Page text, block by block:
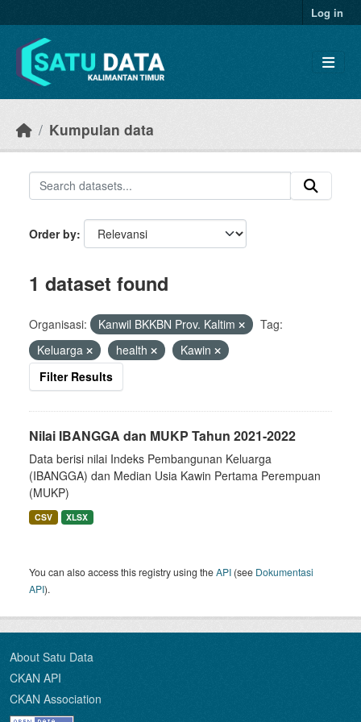
Log in
Kumpulan data
Order by
1 dataset found
Organisasi: Kanwil BKKBN Prov. Kaltim
Tag:
Keluarga
health
Kawin
Filter Results
Nilai IBANGGA dan MUKP Tahun 2021-2022
Data berisi nilai Indeks Pembangunan Keluarga
(IBANGGA) dan Median Usia Kawin Pertama Perempuan
(MUKP)
CSV XLSX
You can also access this registry using theAPI (see Dokumentasi
API).
About Satu Data
CKAN API
CKAN Association